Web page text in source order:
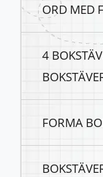
ORD MED
4
FORMA